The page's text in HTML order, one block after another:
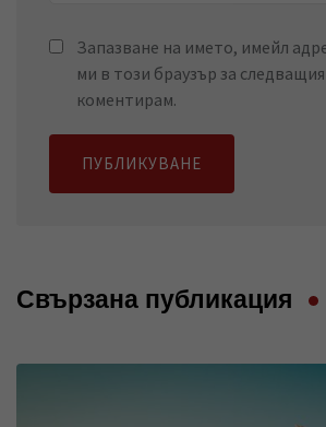
Запазване на името, имейл
ми в този браузър за
коментирам.
Свързана публикация